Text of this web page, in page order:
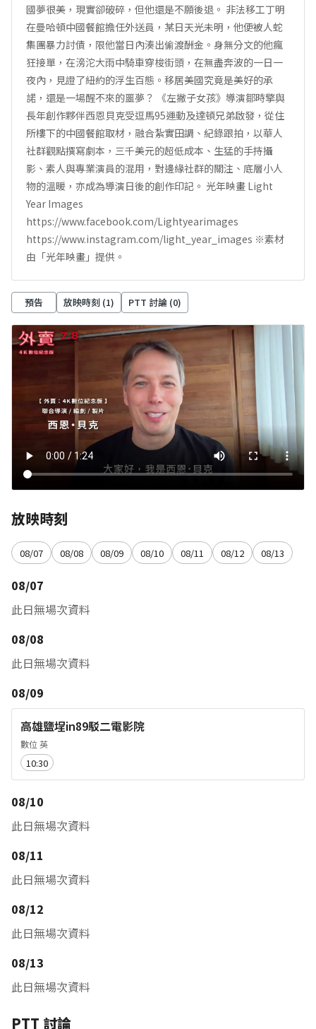
國夢很美，現實卻破碎，但他還是不願後退。 非法移工丁明
在曼哈頓中國餐館擔任外送員，某日天光未明，他便被人蛇
集團暴力討債，限他當日內湊出偷渡酬金。身無分文的他瘋
狂接單，在滂沱大雨中騎車穿梭街頭，在無盡奔波的一日一
夜內，見證了紐約的浮生百態。移居美國究竟是美好的承
諾，還是一場醒不來的噩夢？ 《左撇子女孩》導演鄒時擎與
長年創作夥伴西恩貝克受逗馬95運動及達頓兄弟啟發，從住
所樓下的中國餐館取材，融合紮實田調、紀錄跟拍，以華人
社群觀點撰寫劇本，三千美元的超低成本、生猛的手持攝
影、素人與專業演員的混用，對邊緣社群的關注、底層小人
物的溫暖，亦成為導演日後的創作印記。 光年映畫 Light
Year Images
https://www.facebook.com/Lightyearimages
https://www.instagram.com/light_year_images ※素材
由「光年映畫」提供。
預告 放映時刻 (1) PTT 討論 (0)
放映時刻
08/07 08/08 08/09 08/10 08/11 08/12 08/13
08/07
此日無場次資料
08/08
此日無場次資料
08/09
高雄鹽埕in89駁二電影院
數位 英
10:30
08/10
此日無場次資料
08/11
此日無場次資料
08/12
此日無場次資料
08/13
此日無場次資料
PTT 討論